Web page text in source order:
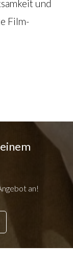
und
Film-
an!